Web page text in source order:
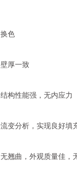
色
厚一致
构性能强，无内应力
变分析，实现良好填
翘曲，外观质量佳，